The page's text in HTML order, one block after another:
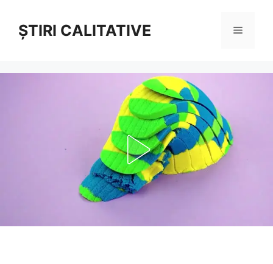
conținutȘTIRI CALITATIVE Meniu